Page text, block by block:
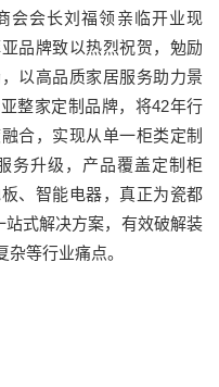
会会长刘福领亲临开业现
品牌致以热烈祝贺，勉励
以高品质家居服务助力景
整家定制品牌，将42年行
合，实现从单一柜类定制
务升级，产品覆盖定制柜
、智能电器，真正为瓷都
式解决方案，有效破解装
等行业痛点。